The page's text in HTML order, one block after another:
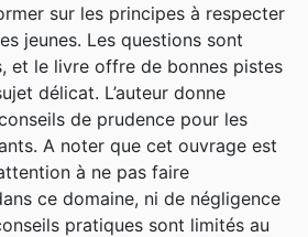
sur les principes à respecter
jeunes. Les questions sont
et le livre offre de bonnes pistes
délicat. L’auteur donne
de prudence pour les
A noter que cet ouvrage est
à ne pas faire
ce domaine, ni de négligence
pratiques sont limités au